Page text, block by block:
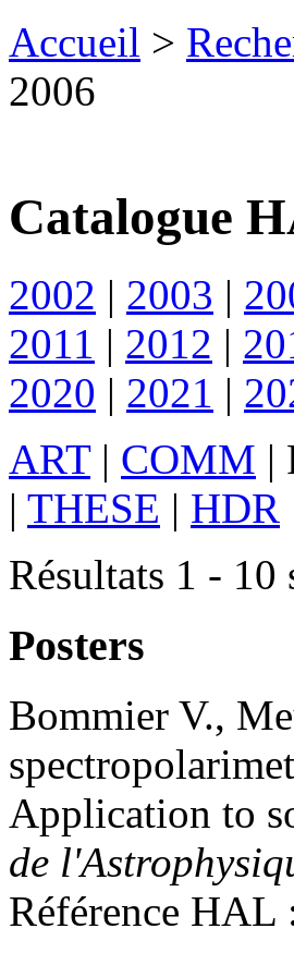
Accueil >
2006
Catalogue
2002 | 2003 |
2011 | 2012 |
2020 | 2021 |
ART| COMM |
| THESE | HDR
Résultats 1 -
Posters
Bommier V.,
Application to
de
Référence HAL